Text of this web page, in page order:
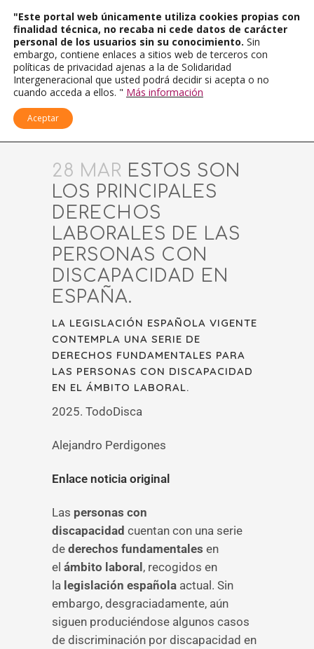
28 MAR ESTOS SON
LOS PRINCIPALES
DERECHOS
LABORALES DE LAS
PERSONAS CON
DISCAPACIDAD EN
ESPAÑA.
LA LEGISLACIÓN ESPAÑOLA VIGENTE
CONTEMPLA UNA SERIE DE
DERECHOS FUNDAMENTALES PARA
LAS PERSONAS CON DISCAPACIDAD
EN EL ÁMBITO LABORAL.
2025. TodoDisca
Alejandro Perdigones
Enlace noticia original
Las personas con
discapacidad cuentan con una serie
de derechos fundamentales en
el ámbito laboral , recogidos en
la legislación española actual. Sin
embargo, desgraciadamente, aún
siguen produciéndose algunos casos
de discriminación por discapacidad en
"Este portal web únicamente utiliza cookies propias con
finalidad técnica, no recaba ni cede datos de carácter
personal de los usuarios sin su conocimiento. Sin
embargo, contiene enlaces a sitios web de terceros con
políticas de privacidad ajenas a la de Solidaridad
Intergeneracional que usted podrá decidir si acepta o no
cuando acceda a ellos. " Más información
Aceptar